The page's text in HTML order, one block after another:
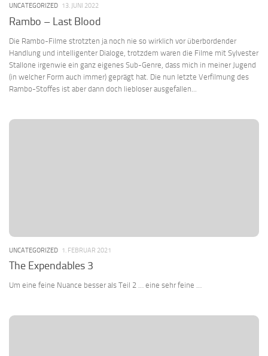
UNCATEGORIZED 13. JUNI 2022
Rambo – Last Blood
Die Rambo-Filme strotzten ja noch nie so wirklich vor überbordender
Handlung und intelligenter Dialoge, trotzdem waren die Filme mit Sylvester
Stallone irgenwie ein ganz eigenes Sub-Genre, dass mich in meiner Jugend
(in welcher Form auch immer) geprägt hat. Die nun letzte Verfilmung des
Rambo-Stoffes ist aber dann doch liebloser ausgefallen...
UNCATEGORIZED 1. FEBRUAR 2021
The Expendables 3
Um eine feine Nuance besser als Teil 2 … eine sehr feine …